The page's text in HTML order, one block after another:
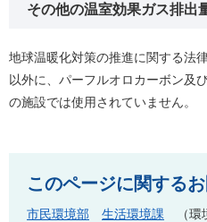
その他の温室効果ガス排出
地球温暖化対策の推進に関する法
以外に、パーフルオロカーボン及
の施設では使用されていません。
このページに関する
市民環境部 生活環境課
環